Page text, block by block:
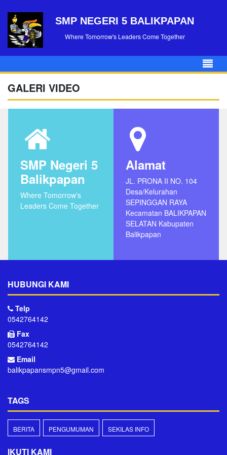
SMP NEGERI 5 BALIKPAPAN
Where Tomorrow's Leaders Come Together
GALERI VIDEO
SMP Negeri 5
Balikpapan
Where Tomorrow's
Leaders Come Together
Alamat
JL. PRONA II NO. 104
Desa/Kelurahan
SEPINGGAN RAYA
Kecamatan BALIKPAPAN
SELATAN Kabupaten
Balikpapan
HUBUNGI KAMI
Telp
0542764142
Fax
0542764142
Email
balikpapansmpn5@gmail.com
TAGS
BERITA PENGUMUMAN SEKILAS INFO
IKUTI KAMI